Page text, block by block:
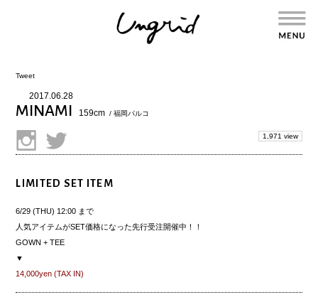
Tweet
2017.06.28
MINAMI 159cm / 福岡パルコ
1,971 view
LIMITED SET ITEM
6/29 (THU) 12:00 まで
人気アイテムがSET価格になった先行受注開催中 ！！
GOWN + TEE
▼
14,000yen (TAX IN)